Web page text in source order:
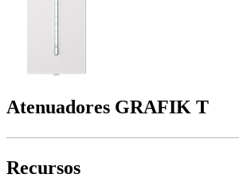
Atenuadores GRAFIK T
Recursos